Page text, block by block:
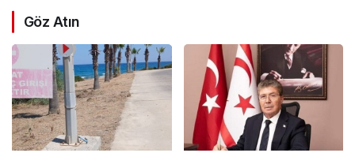
Göz Atın